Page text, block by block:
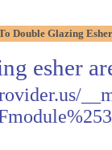
Double Glazing
esher